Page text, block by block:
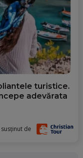
turistice.
adevărata
de